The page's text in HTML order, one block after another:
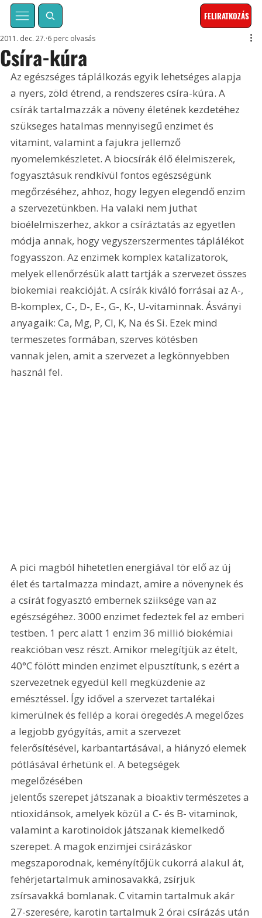
FELIRATKOZÁS
Csíra-kúra
2011. dec. 27. 6 perc olvasás
Az egészséges táplálkozás egyik lehetséges alapja
a nyers, zöld étrend, a rendszeres csíra-kúra. A
csírák tartalmazzák a növeny életének kezdetéhez
szükseges hatalmas mennyisegű enzimet és
vitamint, valamint a fajukra jellemző
nyomelemkészletet. A biocsírák élő élelmiszerek,
fogyasztásuk rendkívül fontos egészségünk
megőrzéséhez, ahhoz, hogy legyen elegendő enzim
a szervezetünkben. Ha valaki nem juthat
bioélelmiszerhez, akkor a csíráztatás az egyetlen
módja annak, hogy vegyszerszermentes táplálékot
fogyasszon. Az enzimek komplex katalizatorok,
melyek ellenőrzésük alatt tartják a szervezet összes
biokemiai reakcióját. A csírák kiváló forrásai az A-,
B-komplex, C-, D-, E-, G-, K-, U-vitaminnak. Ásványi
anyagaik: Ca, Mg, P, Cl, K, Na és Si. Ezek mind
termeszetes formában, szerves kötésben
vannak jelen, amit a szervezet a legkönnyebben
használ fel.
A pici magból hihetetlen energiával tör elő az új
élet és tartalmazza mindazt, amire a növenynek és
a csírát fogyasztó embernek sziiksége van az
egészségéhez. 3000 enzimet fedeztek fel az emberi
testben. 1 perc alatt 1 enzim 36 millió biokémiai
reakcióban vesz részt. Amikor melegítjük az ételt,
40°C fölött minden enzimet elpusztítunk, s ezért a
szervezetnek egyedül kell megküzdenie az
emésztéssel. Így idővel a szervezet tartalékai
kimerülnek és fellép a korai öregedés.A megelőzes
a legjobb gyógyítás, amit a szervezet
felerősítésével, karbantartásával, a hiányzó elemek
pótlásával érhetünk el. A betegségek
megelőzésében
jelentős szerepet játszanak a bioaktiv természetes a
ntioxidánsok, amelyek közül a C- és B- vitaminok,
valamint a karotinoidok játszanak kiemelkedő
szerepet. A magok enzimjei csirázáskor
megszaporodnak, keményítőjük cukorrá alakul át,
fehérjetartalmuk aminosavakká, zsírjuk
zsírsavakká bomlanak. C vitamin tartalmuk akár
27-szeresére, karotin tartalmuk 2 órai csírázás után